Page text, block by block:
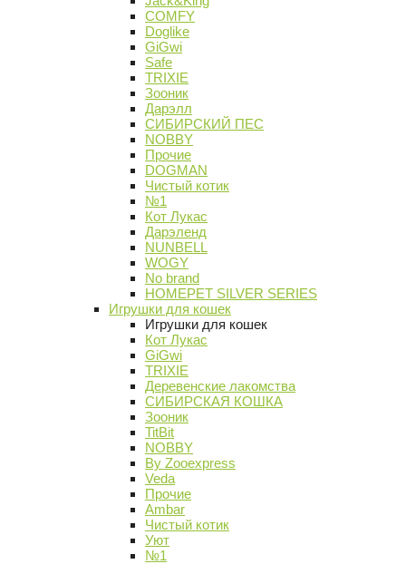
COMFY
Doglike
GiGwi
Safe
TRIXIE
Зооник
Дарэлл
СИБИРСКИЙ ПЕС
NOBBY
Прочие
DOGMAN
Чистый котик
№1
Кот Лукас
Дарэленд
NUNBELL
WOGY
No brand
HOMEPET SILVER SERIES
Игрушки для кошек
Игрушки для кошек
Кот Лукас
GiGwi
TRIXIE
Деревенские лакомства
СИБИРСКАЯ КОШКА
Зооник
TitBit
NOBBY
By Zooexpress
Veda
Прочие
Ambar
Чистый котик
Уют
№1